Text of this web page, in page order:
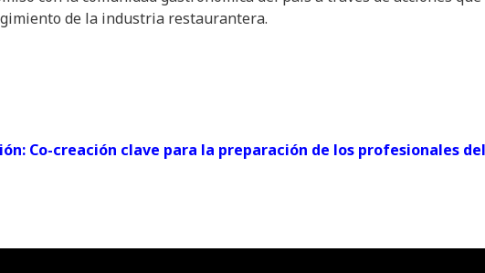
de la industria restaurantera.
Co-creación clave para la preparación de los profesionales del